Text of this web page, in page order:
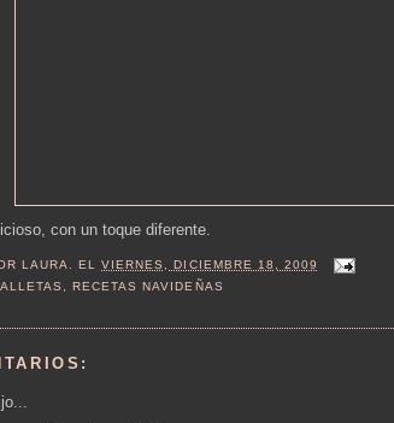
con un toque diferente.
LAURA. ELVIERNES, DICIEMBRE 18, 2009
, RECETAS NAVIDEÑAS